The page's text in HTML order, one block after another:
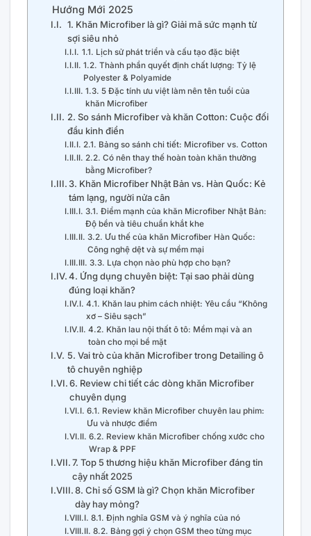
Hướng Mới 2025
1. Khăn Microfiber là gì? Giải mã sức mạnh từ
sợi siêu nhỏ
1.1. Lịch sử phát triển và cấu tạo đặc biệt
1.2. Thành phần quyết định chất lượng: Tỷ lệ
Polyester & Polyamide
1.3. 5 Đặc tính ưu việt làm nên tên tuổi của
khăn Microfiber
2. So sánh Microfiber và khăn Cotton: Cuộc đối
đầu kinh điển
2.1. Bảng so sánh chi tiết: Microfiber vs. Cotton
2.2. Có nên thay thế hoàn toàn khăn thường
bằng Microfiber?
3. Khăn Microfiber Nhật Bản vs. Hàn Quốc: Kẻ
tám lạng, người nửa cân
3.1. Điểm mạnh của khăn Microfiber Nhật Bản:
Độ bền và tiêu chuẩn khắt khe
3.2. Ưu thế của khăn Microfiber Hàn Quốc:
Công nghệ dệt và sự mềm mại
3.3. Lựa chọn nào phù hợp cho bạn?
4. Ứng dụng chuyên biệt: Tại sao phải dùng
đúng loại khăn?
4.1. Khăn lau phim cách nhiệt: Yêu cầu “Không
xơ – Siêu sạch”
4.2. Khăn lau nội thất ô tô: Mềm mại và an
toàn cho mọi bề mặt
5. Vai trò của khăn Microfiber trong Detailing ô
tô chuyên nghiệp
6. Review chi tiết các dòng khăn Microfiber
chuyên dụng
6.1. Review khăn Microfiber chuyên lau phim:
Ưu và nhược điểm
6.2. Review khăn Microfiber chống xước cho
Wrap & PPF
7. Top 5 thương hiệu khăn Microfiber đáng tin
cậy nhất 2025
8. Chỉ số GSM là gì? Chọn khăn Microfiber
dày hay mỏng?
8.1. Định nghĩa GSM và ý nghĩa của nó
8.2. Bảng gợi ý chọn GSM theo từng mục